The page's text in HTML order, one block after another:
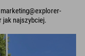
jak najszybciej.